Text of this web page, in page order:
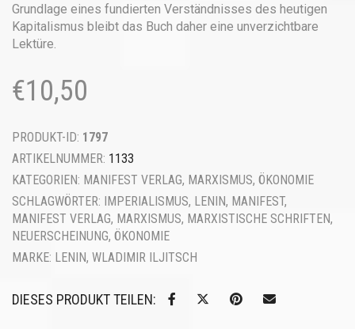
Grundlage eines fundierten Verständnisses des heutigen
Kapitalismus bleibt das Buch daher eine unverzichtbare
Lektüre.
€10,50
PRODUKT-ID: 1797
ARTIKELNUMMER: 1133
KATEGORIEN: MANIFEST VERLAG, MARXISMUS, ÖKONOMIE
SCHLAGWÖRTER: IMPERIALISMUS, LENIN, MANIFEST,
MANIFEST VERLAG, MARXISMUS, MARXISTISCHE SCHRIFTEN,
NEUERSCHEINUNG, ÖKONOMIE
MARKE: LENIN, WLADIMIR ILJITSCH
DIESES PRODUKT TEILEN: